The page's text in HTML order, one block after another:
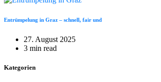
Entrümpelung in Graz – schnell, fair und
27. August 2025
3 min read
Kategorien